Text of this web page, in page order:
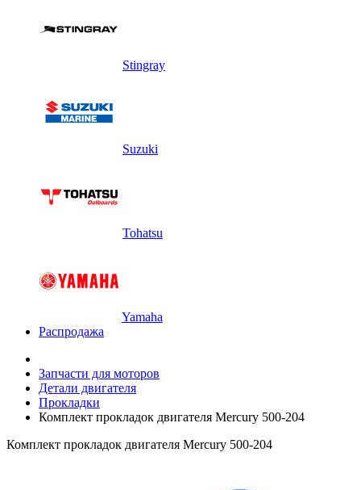
Stingray
Suzuki
Tohatsu
Yamaha
Распродажа
Запчасти для моторов
Детали двигателя
Прокладки
Комплект прокладок двигателя Mercury 500-204
Комплект прокладок двигателя Mercury 500-204